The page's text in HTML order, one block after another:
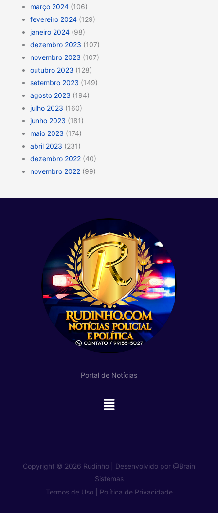
março 2024 (106)
fevereiro 2024 (129)
janeiro 2024 (98)
dezembro 2023 (107)
novembro 2023 (107)
outubro 2023 (128)
setembro 2023 (149)
agosto 2023 (194)
julho 2023 (160)
junho 2023 (181)
maio 2023 (174)
abril 2023 (231)
dezembro 2022 (40)
novembro 2022 (99)
Portal de Notícias
Main
Copyright © 2026 Rudinho | Desenvolvido por @Brain
Sistemas
Termos de Uso |
Política de Privacidade